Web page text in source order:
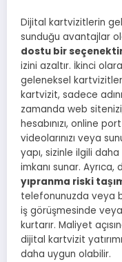
Dijital kartvizitlerin
sunduğu avantajlar
dostu bir
izini azaltır. İkinci
geleneksel
kartvizit, sadece
zamanda web
hesabınızı, online
videolarınızı veya
yapı, sizinle ilgili
imkanı sunar.
yıpranma riski
telefonunuzda veya
iş görüşmesinde
kurtarır. Maliyet
dijital kartvizit
daha uygun olabilir.